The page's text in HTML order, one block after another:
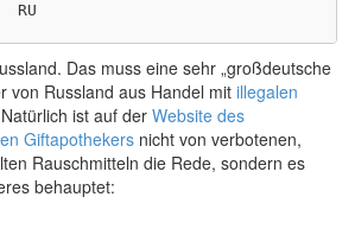
Das muss eine sehr „großdeutsche
von Russland aus Handel mit illegalen
ist auf derWebsite des
Giftapothekers nicht von verbotenen,
Rauschmitteln die Rede, sondern es
behauptet: